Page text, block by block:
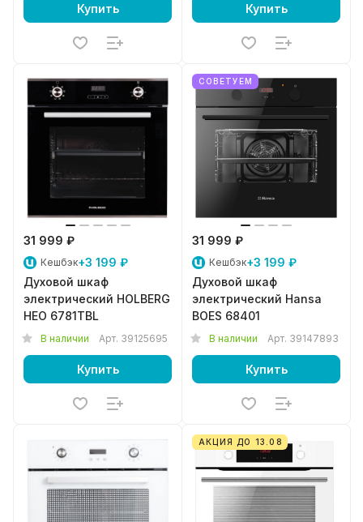
Купить Купить
31 999 ₽
Кешбэк+3 199 ₽
Духовой шкаф
электрический HOLBERG
HEO 6781TBL
В наличии Арт. 39125695
Купить
СОВЕТУЕМ
31 999 ₽
Кешбэк+3 199 ₽
Духовой шкаф
электрический Hansa
BOES 68401
В наличии Арт. 39147893
Купить
АКЦИЯ ДО 13.08